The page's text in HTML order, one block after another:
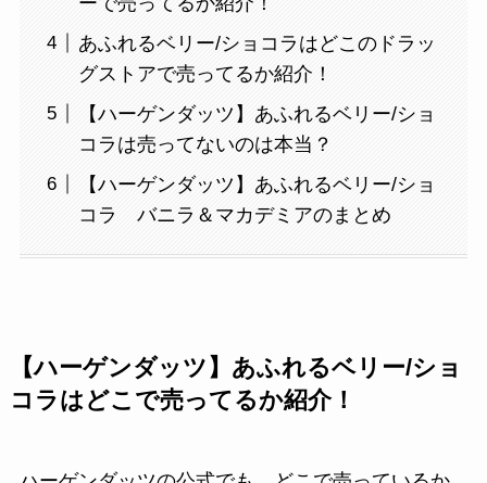
あふれるベリー/ショコラはどこのドラッ
グストアで売ってるか紹介！
【ハーゲンダッツ】あふれるベリー/ショ
コラは売ってないのは本当？
【ハーゲンダッツ】あふれるベリー/ショ
コラ バニラ＆マカデミアのまとめ
【ハーゲンダッツ】あふれるベリー/ショ
コラはどこで売ってるか紹介！